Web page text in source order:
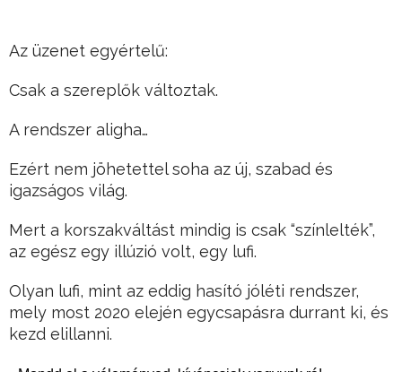
Az üzenet egyértelű:
Csak a szereplők változtak.
A rendszer aligha…
Ezért nem jöhetettel soha az új, szabad és
igazságos világ.
Mert a korszakváltást mindig is csak “színlelték”,
az egész egy illúzió volt, egy lufi.
Olyan lufi, mint az eddig hasító jóléti rendszer,
mely most 2020 elején egycsapásra durrant ki, és
kezd elillanni.